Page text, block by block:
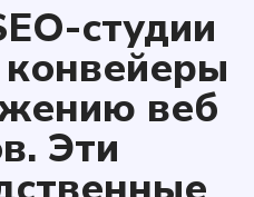
студии
веб
Эти